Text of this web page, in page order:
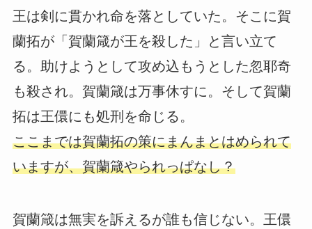
王は剣に貫かれ命を落としていた。そこに賀
蘭拓が「賀蘭箴が王を殺した」と言い立て
る。助けようとして攻め込もうとした忽耶奇
も殺され。賀蘭箴は万事休すに。そして賀蘭
拓は王儇にも処刑を命じる。
ここまでは賀蘭拓の策にまんまとはめられて
いますが、賀蘭箴やられっぱなし？
賀蘭箴は無実を訴えるが誰も信じない。王儇